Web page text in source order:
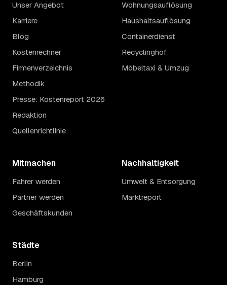
Unser Angebot
Karriere
Blog
Kostenrechner
Firmenverzeichnis
Methodik
Presse: Kostenreport 2026
Redaktion
Quellenrichtlinie
Wohnungsauflösung
Haushaltsauflösung
Containerdienst
Recyclinghof
Möbeltaxi & Umzug
Mitmachen
Fahrer werden
Partner werden
Geschäftskunden
Nachhaltigkeit
Umwelt & Entsorgung
Marktreport
Städte
Berlin
Hamburg